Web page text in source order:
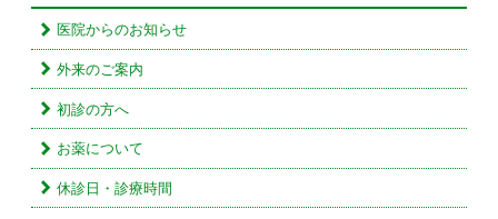
医院からのお知らせ
外来のご案内
初診の方へ
お薬について
休診日・診療時間